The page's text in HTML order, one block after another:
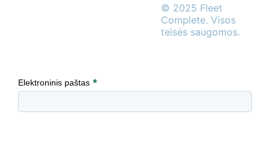
© 2025 Fleet
Complete. Visos
teisės saugomos.